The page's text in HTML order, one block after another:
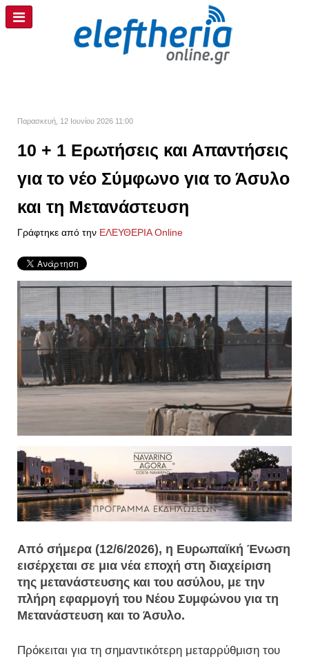
Παρασκευή, 12 Ιουνίου 2026 11:00
10 + 1 Ερωτήσεις και Απαντήσεις
για το νέο Σύμφωνο για το Άσυλο
και τη Μετανάστευση
Γράφτηκε από την ΕΛΕΥΘΕΡΙΑ Online
Από σήμερα (12/6/2026), η Ευρωπαϊκή Ένωση
εισέρχεται σε μια νέα εποχή στη διαχείριση
της μετανάστευσης και του ασύλου, με την
πλήρη εφαρμογή του Νέου Συμφώνου για τη
Μετανάστευση και το Άσυλο.
Πρόκειται για τη σημαντικότερη μεταρρύθμιση του